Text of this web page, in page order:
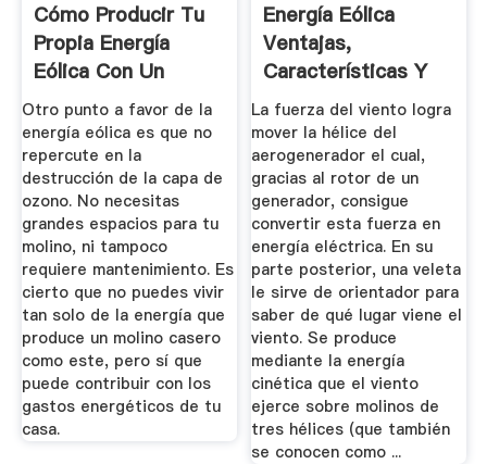
Cómo Producir Tu
Propia Energía
Eólica Con Un
Molino ...
Otro punto a favor de la
energía eólica es que no
repercute en la
destrucción de la capa de
ozono. No necesitas
grandes espacios para tu
molino, ni tampoco
requiere mantenimiento. Es
cierto que no puedes vivir
tan solo de la energía que
produce un molino casero
como este, pero sí que
puede contribuir con los
gastos energéticos de tu
casa.
Energía Eólica
Ventajas,
Características Y
Usos 【2019
La fuerza del viento logra
mover la hélice del
aerogenerador el cual,
gracias al rotor de un
generador, consigue
convertir esta fuerza en
energía eléctrica. En su
parte posterior, una veleta
le sirve de orientador para
saber de qué lugar viene el
viento. Se produce
mediante la energía
cinética que el viento
ejerce sobre molinos de
tres hélices (que también
se conocen como ...